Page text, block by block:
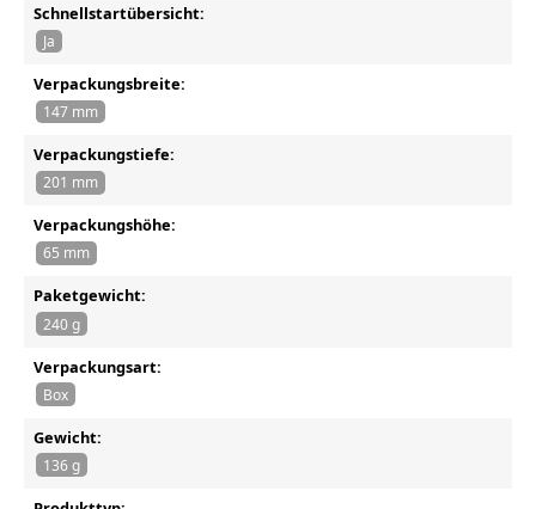
Schnellstartübersicht:
Ja
Verpackungsbreite:
147 mm
Verpackungstiefe:
201 mm
Verpackungshöhe:
65 mm
Paketgewicht:
240 g
Verpackungsart:
Box
Gewicht:
136 g